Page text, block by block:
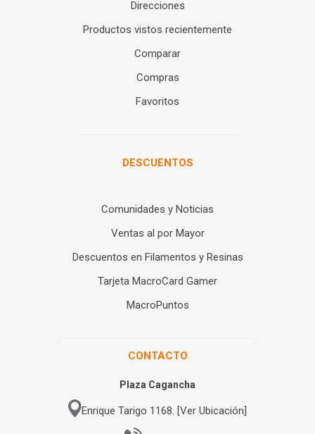
Direcciones
Productos vistos recientemente
Comparar
Compras
Favoritos
DESCUENTOS
Comunidades y Noticias
Ventas al por Mayor
Descuentos en Filamentos y Resinas
Tarjeta MacroCard Gamer
MacroPuntos
CONTACTO
Plaza Cagancha
Enrique Tarigo 1168. [Ver Ubicación]